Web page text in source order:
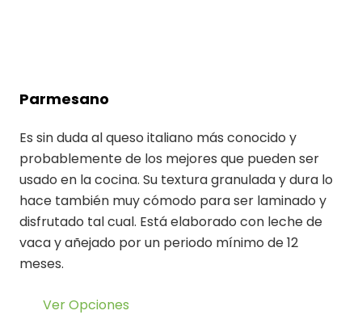
Parmesano
Es sin duda al queso italiano más conocido y
probablemente de los mejores que pueden ser
usado en la cocina. Su textura granulada y dura lo
hace también muy cómodo para ser laminado y
disfrutado tal cual. Está elaborado con leche de
vaca y añejado por un periodo mínimo de 12
meses.
Ver Opciones